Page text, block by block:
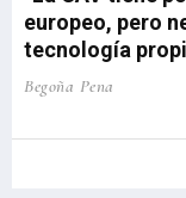
europeo, pero
tecnología
Begoña Pena